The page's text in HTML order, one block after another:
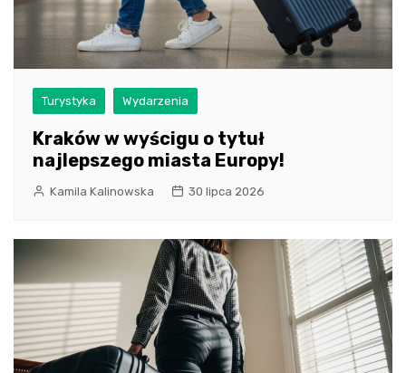
Turystyka Wydarzenia
Kraków w wyścigu o tytuł
najlepszego miasta Europy!
Kamila Kalinowska 30 lipca 2026